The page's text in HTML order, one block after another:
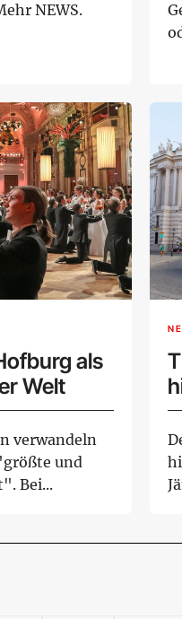
NEWS.
als
Welt
verwandeln
und
Bei...